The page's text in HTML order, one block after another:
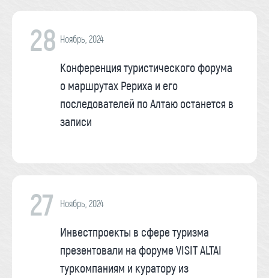
28 Ноябрь, 2024
Конференция туристического форума
о маршрутах Рериха и его
последователей по Алтаю останется в
записи
27 Ноябрь, 2024
Инвестпроекты в сфере туризма
презентовали на форуме VISIT ALTAI
туркомпаниям и куратору из